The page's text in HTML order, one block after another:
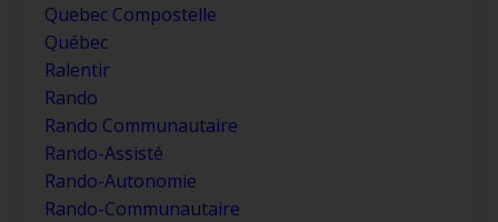
Quebec Compostelle
Québec
Ralentir
Rando
Rando Communautaire
Rando-Assisté
Rando-Autonomie
Rando-Communautaire